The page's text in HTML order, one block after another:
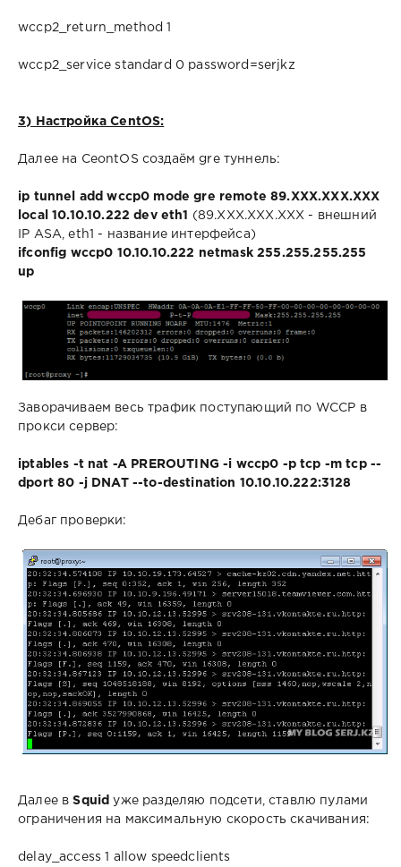
wccp2_return_method 1
wccp2_service standard 0 password=serjkz
3) Настройка CentOS:
Далее на CeontOS создаём gre туннель:
ip tunnel add wccp0 mode gre remote 89.XXX.XXX.XXX
local 10.10.10.222 dev eth1
(89.XXX.XXX.XXX - внешний
IP ASA, eth1 - название интерфейса)
ifconfig wccp0 10.10.10.222 netmask 255.255.255.255
up
Заворачиваем весь трафик поступающий по WCCP в
прокси сервер:
iptables -t nat -A PREROUTING -i wccp0 -p tcp -m tcp --
dport 80 -j DNAT --to-destination 10.10.10.222:3128
Дебаг проверки:
Далее вSquid уже разделяю подсети, ставлю пулами
ограничения на максимальную скорость скачивания:
delay_access 1 allow speedclients